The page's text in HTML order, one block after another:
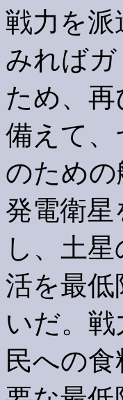
戦力を
みれば
ため、
備えて
のため
発電衛
し、土
活を最
いだ。
民への